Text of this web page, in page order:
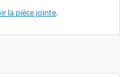
la pièce jointe.